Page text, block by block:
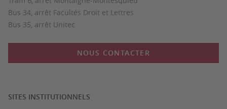
Bus 34, arrêt Facultés Droit et Lettres
Bus 35, arrêt Unitec
NOUS CONTACTER
SITES INSTITUTIONNELS